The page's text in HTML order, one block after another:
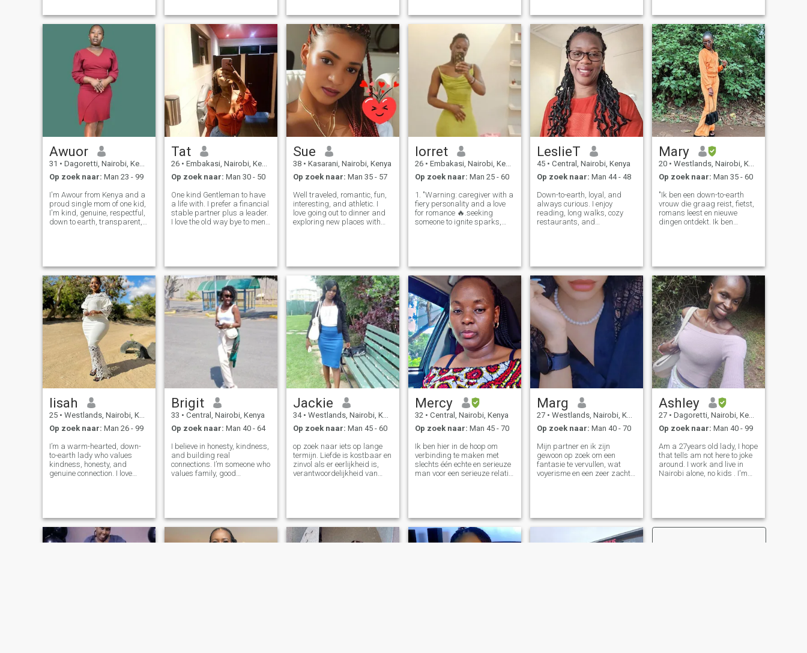
behandelen. Ik geloof in het
bouwen van iets
betekenisvols met de juiste
persoon, alles valt op zijn
proud Christian, and my
voel. Ik ben op zoek naar een
even positieve partner die
graag nieuwe ervaringen
probeert en een geweldige en
open communicator is.
eventually be a self employe
personal growth. Calm by
nature, but fun and outgoing
onc
with people around the
world.
Awuor
31 • Dagoretti, Nairobi, Kenya
Op zoek naar: Man 23 - 99
I'm Awour from Kenya and a
proud single mom of one kid,
I'm kind, genuine, respectful,
down to earth, transparent,
my free time,I like to s
Tat
26 • Embakasi, Nairobi, Kenya
Op zoek naar: Man 30 - 50
One kind Gentleman to have
a life with. I prefer a financial
stable partner plus a leader.
I love the old way bye to men
bother to dm me…
Sue
38 • Kasarani, Nairobi, Kenya
Op zoek naar: Man 35 - 57
Well traveled, romantic, fun,
interesting, and athletic. I
love going out to dinner and
exploring new places with
need to have joy in my life; bu
lorret
26 • Embakasi, Nairobi, Kenya
Op zoek naar: Man 25 - 60
1. "Warning: caregiver with a
fiery personality and a love
for romance 🔥.seeking
someone to ignite sparks,
and a little bit spicy 🤤.
Caregiver by day, b
LeslieT
45 • Central, Nairobi, Kenya
Op zoek naar: Man 44 - 48
Down-to-earth, loyal, and
always curious. I enjoy
reading, long walks, cozy
restaurants, and
appreciates honesty and
emotional maturity.
Mary
20 • Westlands, Nairobi, Kenya
Op zoek naar: Man 35 - 60
"Ik ben een down-to-earth
vrouw die graag reist, fietst,
romans leest en nieuwe
dingen ontdekt. Ik ben
ben. Ik drink of rook niet en
heb liever zinvolle momenten
dan luidruchtige clubs. Ik
ben op zoek naar een
serieuze relatie gebaseerd
op respect, liefde en
vertrouwen... een relatie die
kan uitgroeien tot een
huwelijk en een gezin. Als je
vriendelijk, oprecht en klaar
bent voor iets echt, laten we
contact maken.
lisah
25 • Westlands, Nairobi, Kenya
Op zoek naar: Man 26 - 99
I’m a warm-hearted, down-
to-earth lady who values
kindness, honesty, and
genuine connection. I love
restaurant, spending time
with family, or r
Brigit
33 • Central, Nairobi, Kenya
Op zoek naar: Man 40 - 64
I believe in honesty, kindness,
and building real
connections. I’m someone who
values family, good
peaceful walk, cooking a
meal together, or just en
Jackie
34 • Westlands, Nairobi, Kenya
Op zoek naar: Man 45 - 60
op zoek naar iets op lange
termijn. Liefde is kostbaar en
zinvol als er eerlijkheid is,
verantwoordelijkheid van
Mercy
32 • Central, Nairobi, Kenya
Op zoek naar: Man 45 - 70
Ik ben hier in de hoop om
verbinding te maken met
slechts één echte en serieuze
man voor een serieuze relatie
naar een echte relatie en
partner. Mogen we allemaal
de liefde, vrede, respect en
geluk vinden die we
Marg
27 • Westlands, Nairobi, Kenya
Op zoek naar: Man 40 - 70
Mijn partner en ik zijn
gewoon op zoek om een
fantasie te vervullen, wat
voyerisme en een zeer zachte
tussen Diani Beach en
Nairobi als hij op bezoek
komt, wat vrij vaak is.
Ashley
27 • Dagoretti, Nairobi, Kenya
Op zoek naar: Man 40 - 99
Am a 27years old lady, I hope
that tells am not here to joke
around. I work and live in
Nairobi alone, no kids . I'm